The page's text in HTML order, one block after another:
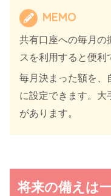
MEMO
共有口座への毎月の
スを利用すると便利
毎月決まった額を、
に設定できます。大
があります。
将来の備えは